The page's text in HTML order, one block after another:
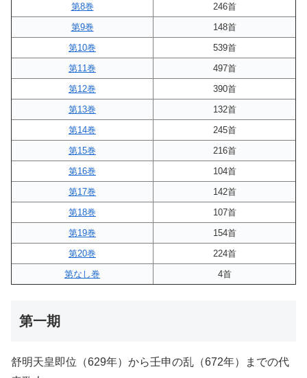
第8巻
246首
第9巻
148首
第10巻
539首
第11巻
497首
第12巻
390首
第13巻
132首
第14巻
245首
第15巻
216首
第16巻
104首
第17巻
142首
第18巻
107首
第19巻
154首
第20巻
224首
第なし巻
4首
第一期
舒明天皇即位（629年）から壬申の乱（672年）までの代